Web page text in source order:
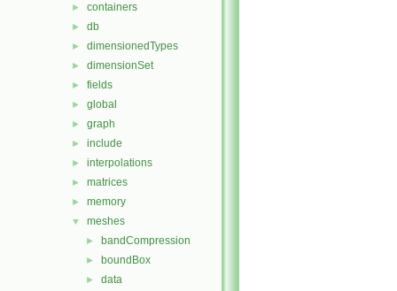
► containers
► db
► dimensionedTypes
► dimensionSet
► fields
► global
► graph
► include
► interpolations
► matrices
► memory
▼ meshes
► bandCompression
► boundBox
► data